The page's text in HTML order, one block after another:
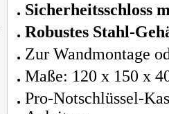
Sicherheitsschloss
Robustes Stahl-
Zur Wandmontage
Maße: 120 x 150 x
Pro-Notschlüssel-